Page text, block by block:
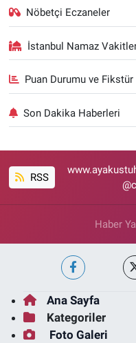
Nöbetçi Eczaneler
İstanbul Namaz
Puan Durumu ve Fikstür
Son Dakika Haberleri
RSS
Haber
Ana Sayfa
Kategoriler
Foto Galeri